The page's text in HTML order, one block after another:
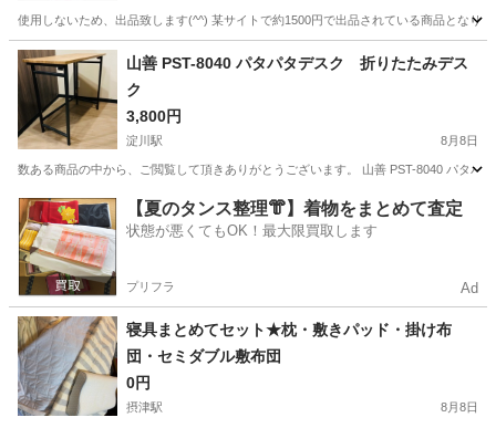
使用しないため、出品致します(^^) 某サイトで約1500円で出品されている商品となり
大阪 大阪市 阿倍野駅 収納家具 ヒール
山善 PST-8040 パタパタデスク 折りたたみデス
ク
3,800円
淀川駅 8月8日
数ある商品の中から、ご閲覧して頂きありがとうございます。 山善 PST-8040 パタ
大阪 大阪市 淀川駅 テーブル
【夏のタンス整理👘】着物をまとめて査定
状態が悪くてもOK！最大限買取します
プリフラ Ad
寝具まとめてセット★枕・敷きパッド・掛け布
団・セミダブル敷布団
0円
摂津駅 8月8日